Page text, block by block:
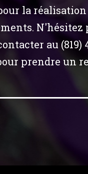
la réalisation
N'hésitez
au (819)
prendre un